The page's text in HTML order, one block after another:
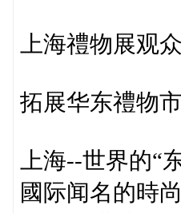
上海禮物展观
拓展华东禮物
上海--世界的
國际闻名的時